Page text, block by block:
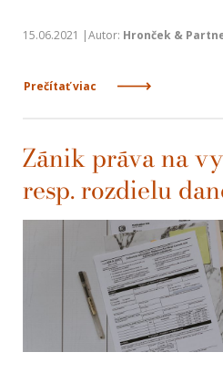
15.06.2021 |Autor: Hronček &
Prečítať viac
Zánik práva na
resp. rozdielu